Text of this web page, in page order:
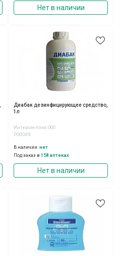
Нет в наличии
Диабак дезинфицирующее средство,
1л
Интерсэн-плюс ООО
РОССИЯ
В наличии: нет
Под заказ в 158 аптеках
Нет в наличии